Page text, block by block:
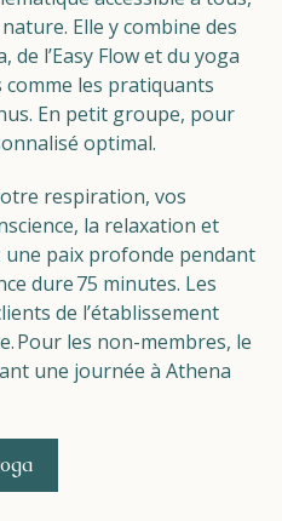
EN
Store
Store
Elle y combine des
l’Easy Flow et du yoga
les pratiquants
En petit groupe, pour
optimal.
respiration, vos
la relaxation et
paix profonde pendant
dure75 minutes. Les
de l’établissement
.Pour les non-membres, le
une journée à Athena